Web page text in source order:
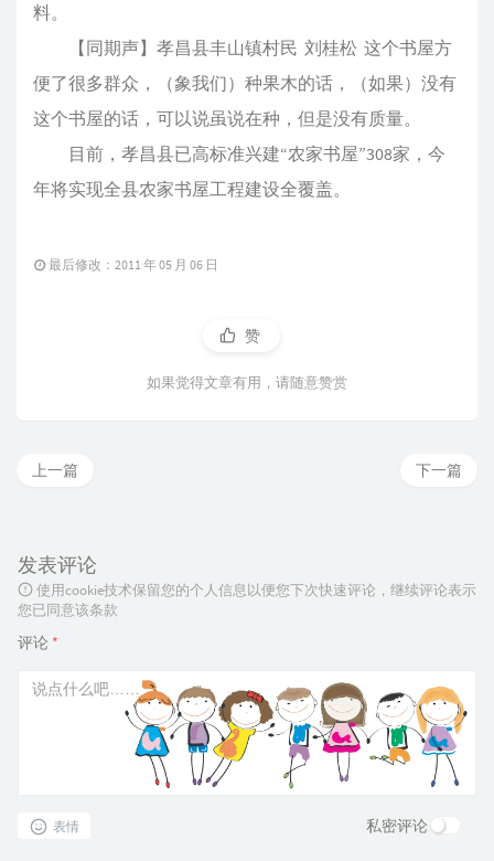
料。
【同期声】孝昌县丰山镇村民 刘桂松 这个书屋方
便了很多群众，（象我们）种果木的话，（如果）没有
这个书屋的话，可以说虽说在种，但是没有质量。
目前，孝昌县已高标准兴建“农家书屋”308家，今
年将实现全县农家书屋工程建设全覆盖。
最后修改：2011 年 05 月 06 日
赞
如果觉得文章有用，请随意赞赏
下一篇
上一篇
发表评论
使用cookie技术保留您的个人信息以便您下次快速评论，继续评论表示
您已同意该条款
评论 *
表情 私密评论